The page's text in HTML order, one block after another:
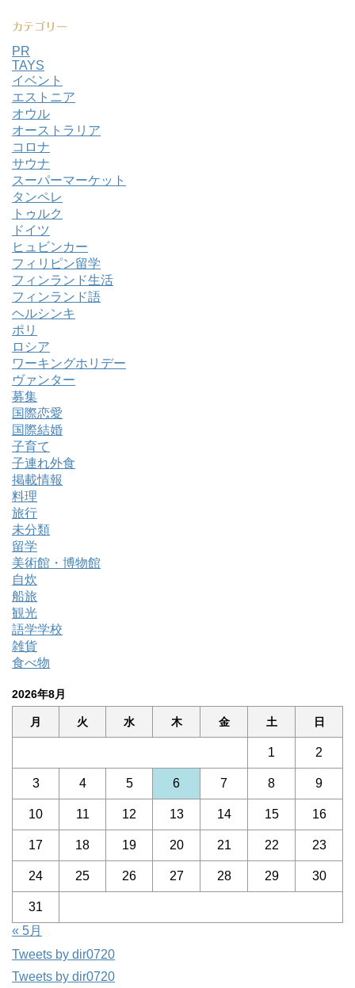
カテゴリー
PR
TAYS
イベント
エストニア
オウル
オーストラリア
コロナ
サウナ
スーパーマーケット
タンペレ
トゥルク
ドイツ
ヒュビンカー
フィリピン留学
フィンランド生活
フィンランド語
ヘルシンキ
ポリ
ロシア
ワーキングホリデー
ヴァンター
募集
国際恋愛
国際結婚
子育て
子連れ外食
掲載情報
料理
旅行
未分類
留学
美術館・博物館
自炊
船旅
観光
語学学校
雑貨
食べ物
2026年8月
月 火 水 木 金 土 日
1 2
3 4 5 6 7 8 9
10 11 12 13 14 15 16
17 18 19 20 21 22 23
24 25 26 27 28 29 30
31
« 5月
Tweets by dir0720
Tweets by dir0720